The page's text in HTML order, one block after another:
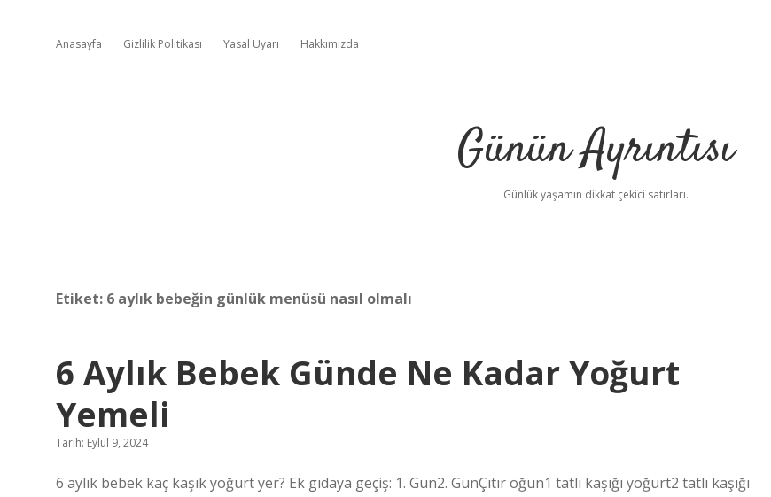
Anasayfa Gizlilik Politikası Yasal Uyarı Hakkımızda
Günün Ayrıntısı
Günlük yaşamın dikkat çekici satırları.
Etiket: 6 aylık bebeğin günlük menüsü nasıl olmalı
6 Aylık Bebek Günde Ne Kadar Yoğurt
Yemeli
Tarih: Eylül 9, 2024
6 aylık bebek kaç kaşık yoğurt yer? Ek gıdaya geçiş: 1. Gün2. GünÇıtır öğün1 tatlı kaşığı yoğurt2 tatlı kaşığı